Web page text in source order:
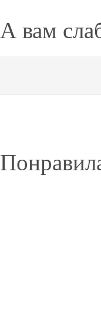
А вам